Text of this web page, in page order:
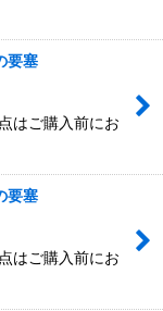
要塞
はご購入前にお
塞
はご購入前にお